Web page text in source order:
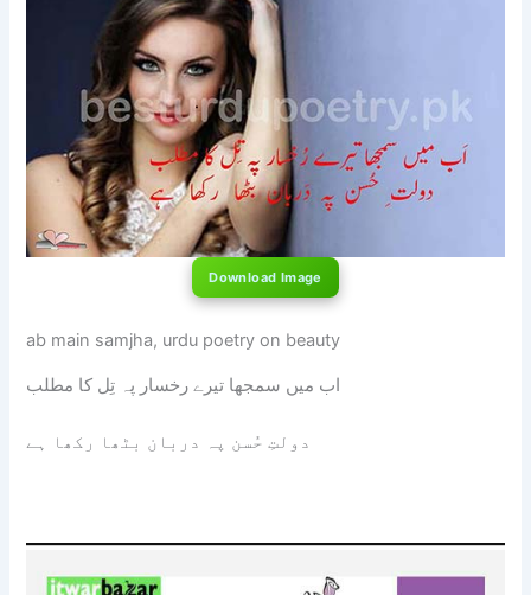
Download Image
ab main samjha, urdu poetry on beauty
اب میں سمجھا تیرے رخسار پہ تِل کا مطلب
دولتِ حُسن پہ دربان بٹھا رکھا ہے